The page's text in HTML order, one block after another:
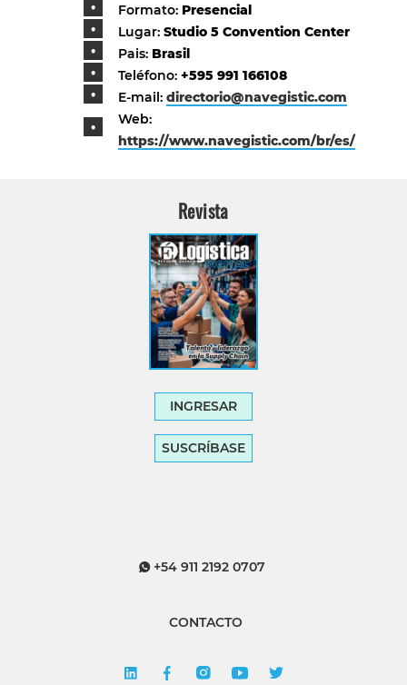
Formato: Presencial
Lugar: Studio 5 Convention Center
Pais: Brasil
Teléfono: +595 991 166108
E-mail: directorio@navegistic.com
Web:
https://www.navegistic.com/br/es/
Revista
INGRESAR
SUSCRÍBASE
+54 911 2192 0707
CONTACTO